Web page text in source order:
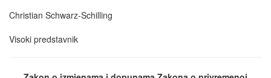
Christian Schwarz-Schilling
Visoki predstavnik